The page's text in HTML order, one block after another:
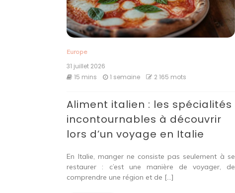
Europe
31 juillet 2026
15 mins
1 semaine 2 165 mots
Aliment italien : les spécialités
incontournables à découvrir
lors d’un voyage en Italie
En Italie, manger ne consiste pas seulement à se
restaurer : c’est une manière de voyager, de
comprendre une région et de […]